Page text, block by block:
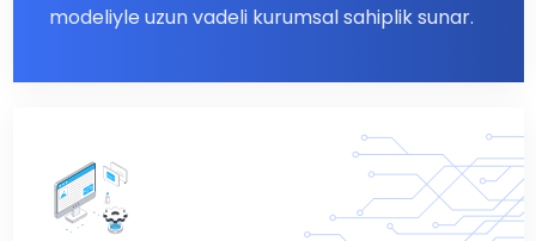
modeliyle uzun vadeli kurumsal sahiplik sunar.